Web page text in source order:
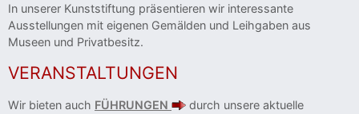
In unserer Kunststiftung präsentieren wir interessante
Ausstellungen mit eigenen Gemälden und Leihgaben aus
Museen und Privatbesitz.
VERANSTALTUNGEN
Wir bieten auch FÜHRUNGEN
durch unsere aktuelle